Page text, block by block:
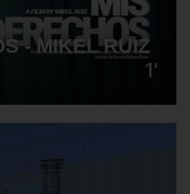
- MIKEL RUIZ
1'